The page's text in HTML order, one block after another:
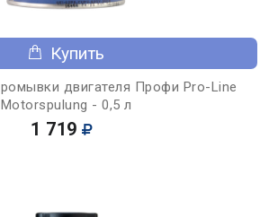
Купить
двигателя Профи Pro-Line
Motorspulung - 0,5 л
1 719